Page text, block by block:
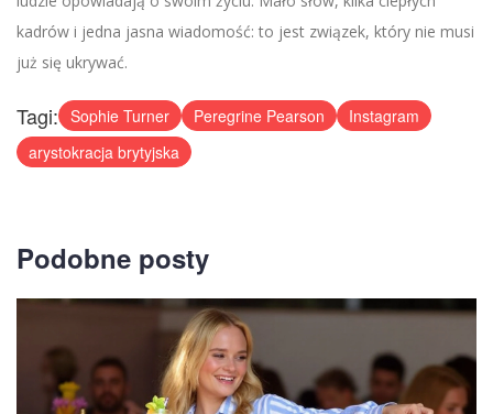
kadrów i jedna jasna wiadomość: to jest związek, który nie musi
już się ukrywać.
Tagi: Sophie Turner Peregrine Pearson
Instagram
arystokracja brytyjska
Podobne posty